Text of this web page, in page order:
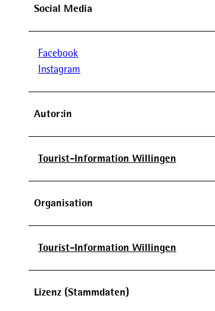
Social Media
Facebook
Instagram
Autor:in
Tourist-Information Willingen
Organisation
Tourist-Information Willingen
Lizenz (Stammdaten)